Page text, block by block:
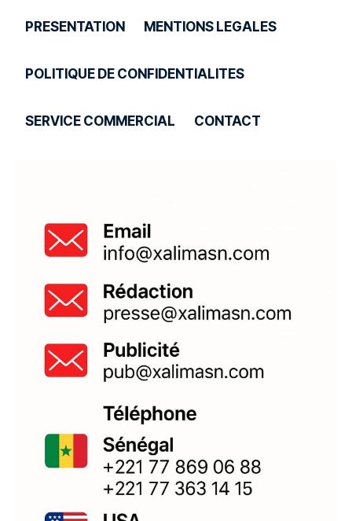
PRESENTATION MENTIONS LEGALES
POLITIQUE DE CONFIDENTIALITES
SERVICE COMMERCIAL CONTACT